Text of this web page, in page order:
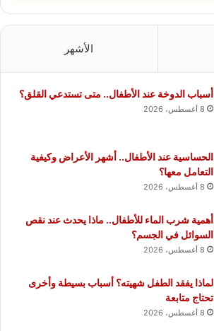
الأشهر
أسباب الدوخة عند الأطفال.. متى تستدعي القلق؟
8 أغسطس، 2026
الحساسية عند الأطفال.. أشهر الأعراض وكيفية
التعامل معها؟
8 أغسطس، 2026
أهمية شرب الماء للأطفال.. ماذا يحدث عند نقص
السوائل في الجسم؟
8 أغسطس، 2026
لماذا يفقد الطفل شهيته؟ أسباب بسيطة وأخرى
تحتاج متابعة
8 أغسطس، 2026